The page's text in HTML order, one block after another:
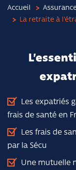
Accueil
La retraite à
Les expatriés
frais de santé en
Les frais de
par la Sécu
Une mutuelle